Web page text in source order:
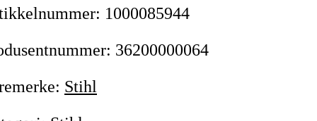
: 1000085944
: 36200000064
: Stihl